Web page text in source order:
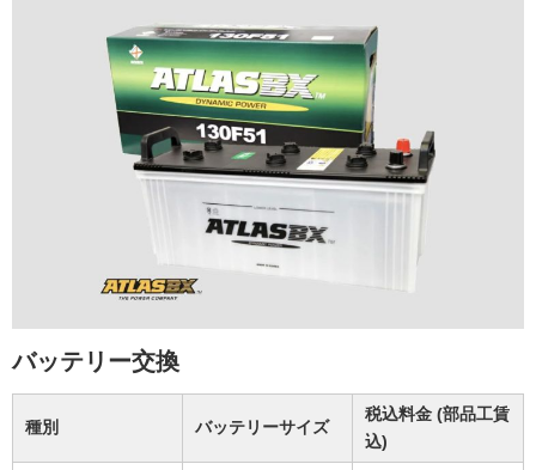
バッテリー交換
種別 バッテリーサイズ
税込料金 (部品工賃
込)